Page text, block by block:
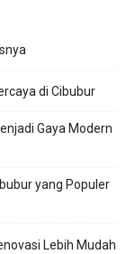
di Cibubur
Gaya Modern
yang Populer
Lebih Mudah